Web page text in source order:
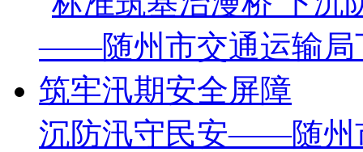
沉防汛守民安——随州